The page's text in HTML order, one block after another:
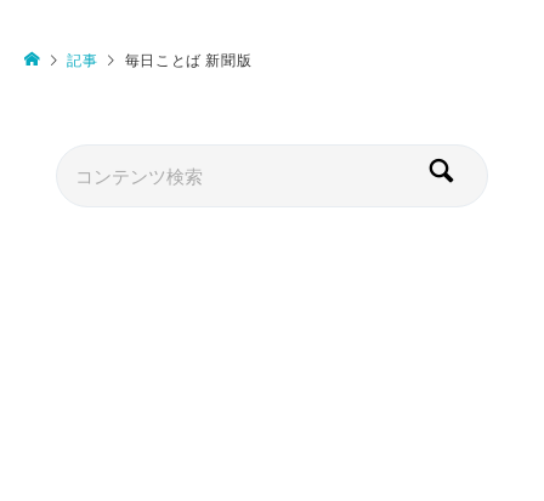
記事 毎日ことば 新聞版